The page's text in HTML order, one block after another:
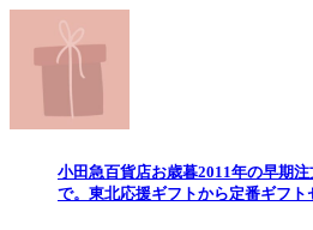
小田急百貨店お歳暮2011年の早期
で。東北応援ギフトから定番ギフト